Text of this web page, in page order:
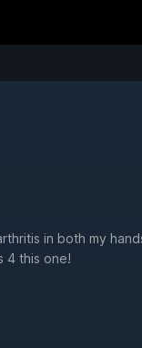
in both my
4 this one!